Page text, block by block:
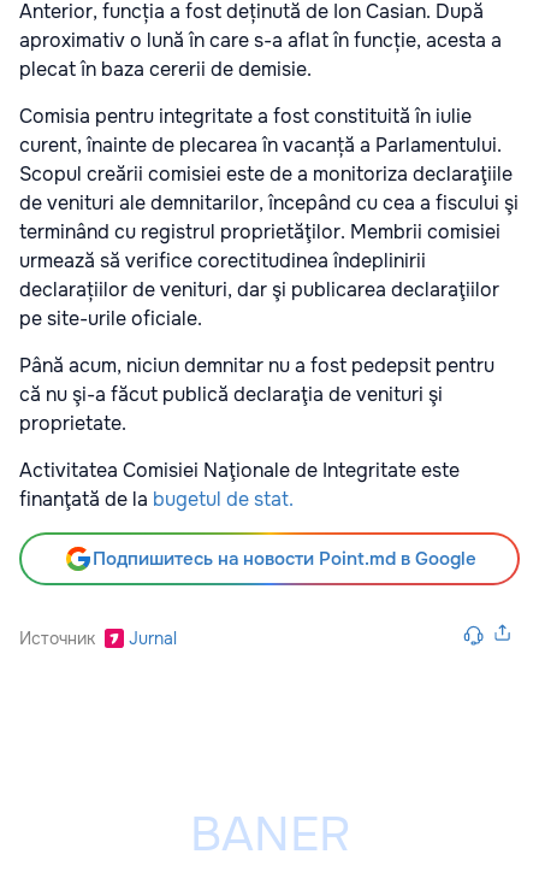
Anterior, funcția a fost deținută de Ion Casian. După
aproximativ o lună în care s-a aflat în funcție, acesta a
plecat în baza cererii de demisie.
Comisia pentru integritate a fost constituită în iulie
curent, înainte de plecarea în vacanță a Parlamentului.
Scopul creării comisiei este de a monitoriza declaraţiile
de venituri ale demnitarilor, începând cu cea a fiscului şi
terminând cu registrul proprietăţilor. Membrii comisiei
urmează să verifice corectitudinea îndeplinirii
declarațiilor de venituri, dar şi publicarea declaraţiilor
pe site-urile oficiale.
Până acum, niciun demnitar nu a fost pedepsit pentru
că nu şi-a făcut publică declaraţia de venituri şi
proprietate.
Activitatea Comisiei Naţionale de Integritate este
finanţată de la bugetul de stat.
Подпишитесь на новости Point.md в Google
Источник Jurnal